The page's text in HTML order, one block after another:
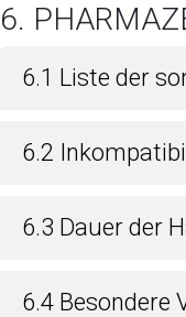
6.
6.1 Liste der
6.2
6.3 Dauer der
6.4